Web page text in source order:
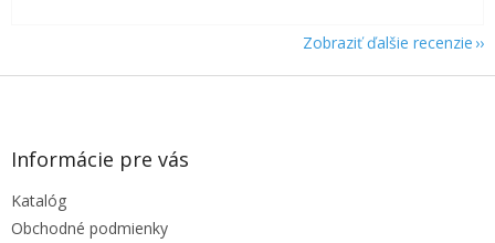
Zobraziť ďalšie recenzie
Z
Informácie pre vás
Katalóg
Obchodné podmienky